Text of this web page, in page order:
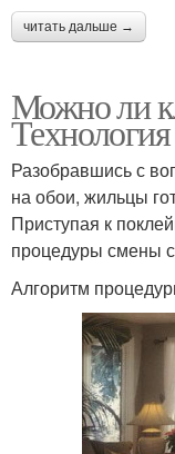
читать дальше →
Можно ли
Разобравшись с
на обои, жильцы
Приступая к
процедуры смены
Алгоритм